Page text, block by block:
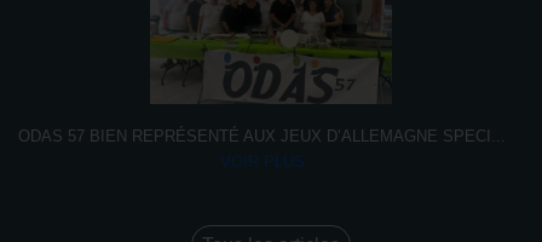
ODAS 57 BIEN REPRÉSENTÉ AUX JEUX D’ALLEMAGNE SPECI ...
VOIR PLUS